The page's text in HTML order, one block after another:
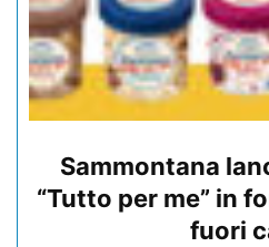
Sammontana
“Tutto per me” in
fuori